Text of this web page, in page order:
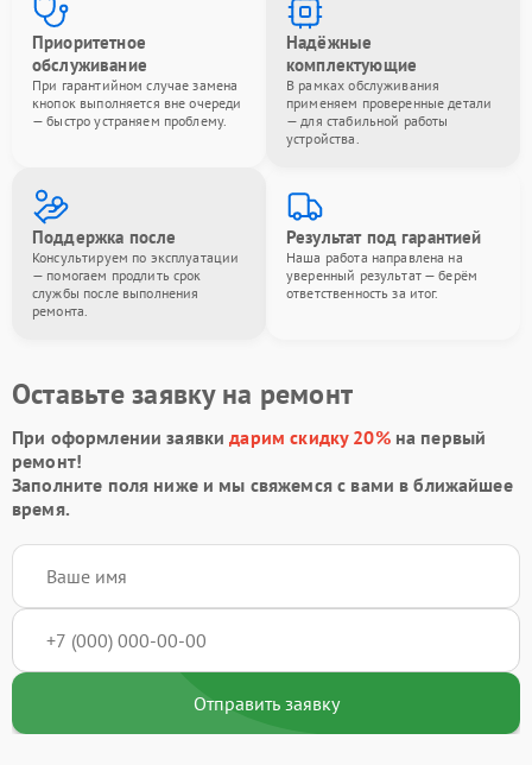
Приоритетное
обслуживание
При гарантийном случае замена
кнопок выполняется вне очереди
— быстро устраняем проблему.
Надёжные
комплектующие
В рамках обслуживания
применяем проверенные детали
— для стабильной работы
устройства.
Поддержка после
Консультируем по эксплуатации
— помогаем продлить срок
службы после выполнения
ремонта.
Результат под гарантией
Наша работа направлена на
уверенный результат — берём
ответственность за итог.
Оставьте заявку на ремонт
При оформлении заявкидарим скидку 20%на первый
ремонт!
Заполните поля ниже и мы свяжемся с вами в ближайшее
время.
Отправить заявку